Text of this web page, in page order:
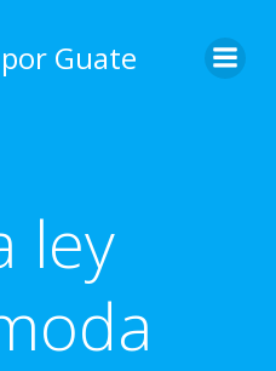
contentGuate
ley